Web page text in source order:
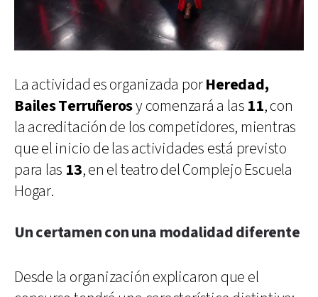
La actividad es organizada porHeredad,
Bailes Terruñerosy comenzará a las 11, con
la acreditación de los competidores, mientras
que el inicio de las actividades está previsto
para las 13, en el teatro del Complejo Escuela
Hogar.
Un certamen con una modalidad diferente
Desde la organización explicaron que el